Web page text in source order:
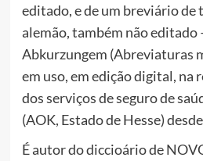
editado, e de um breviário de
alemão, também não editado
Abkurzungem (Abreviaturas
em uso, em edição digital,
dos serviços de seguro de
(AOK, Estado de Hesse)
É autor do diccioário de